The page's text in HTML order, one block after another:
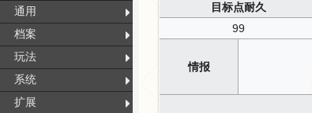
目标点耐久
99
情报
通用
档案
玩法
系统
扩展